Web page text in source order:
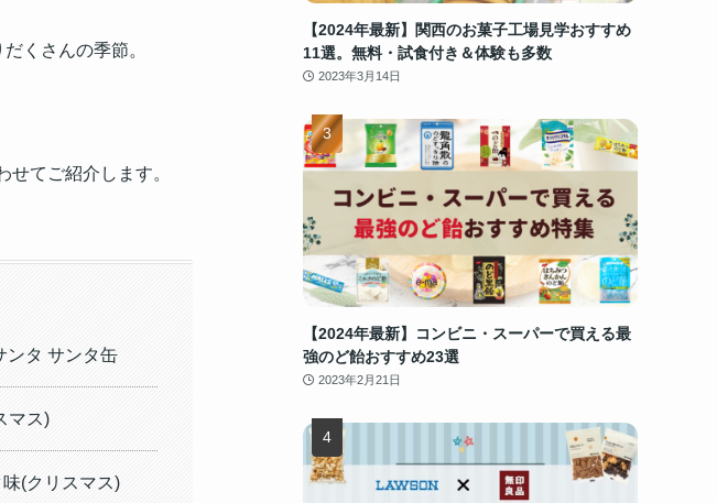
くさんの季節。
せてご紹介します。
ンタ サンタ缶
マス)
(クリスマス)
【2024年最新】関西のお菓子工場見学おすすめ
11選。無料・試食付き＆体験も多数
2023年3月14日
【2024年最新】コンビニ・スーパーで買える最
強のど飴おすすめ23選
2023年2月21日